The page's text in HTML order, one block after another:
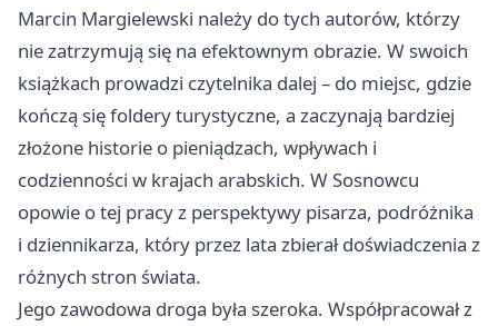
Marcin Margielewski należy do tych autorów, którzy
nie zatrzymują się na efektownym obrazie. W swoich
książkach prowadzi czytelnika dalej – do miejsc, gdzie
kończą się foldery turystyczne, a zaczynają bardziej
złożone historie o pieniądzach, wpływach i
codzienności w krajach arabskich. W Sosnowcu
opowie o tej pracy z perspektywy pisarza, podróżnika
i dziennikarza, który przez lata zbierał doświadczenia z
różnych stron świata.
Jego zawodowa droga była szeroka. Współpracował z